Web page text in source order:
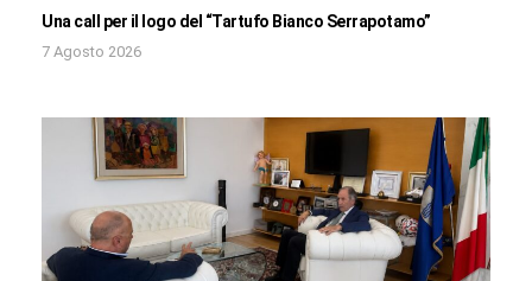
Una call per il logo del “Tartufo Bianco Serrapotamo”
7 Agosto 2026